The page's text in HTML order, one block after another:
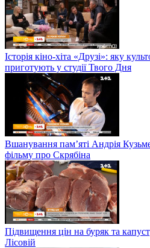
Історія кіно-хіта «Друзі»: яку
приготують у студії Твого Дня
Вшанування пам’яті Андрія
фільму про Скрябіна
Підвищення цін на буряк та
Лісовій